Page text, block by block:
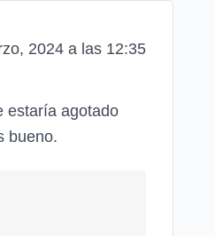
2024 a las 12:35
estaría agotado
bueno.